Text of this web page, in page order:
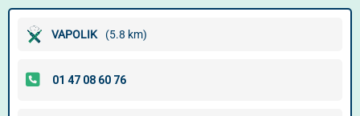
VAPOLIK (5.8 km)